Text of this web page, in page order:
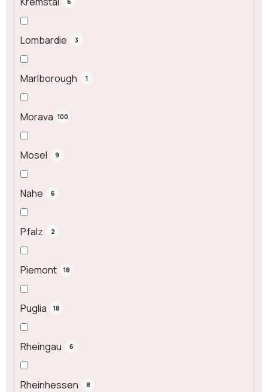
6
Lombardie 3
Marlborough 1
Morava 100
Mosel 9
Nahe 6
Pfalz 2
Piemont 18
Puglia 18
Rheingau 6
Rheinhessen 8